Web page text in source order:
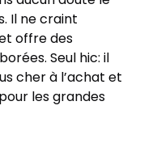
Il ne craint
offre des
Seul hic: il
cher à l’achat et
les grandes